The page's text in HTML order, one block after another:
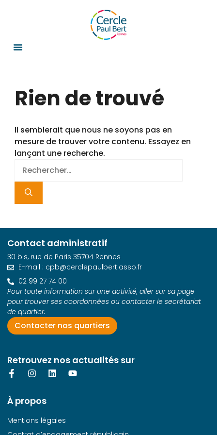
Rien de trouvé
Il semblerait que nous ne soyons pas en
mesure de trouver votre contenu. Essayez en
lançant une recherche.
Retrouvez nos actualités sur
À propos
Mentions légales
Contact administratif
30 bis, rue de Paris 35704 Rennes
E-mail : cpb@cerclepaulbert.asso.fr
02 99 27 74 00
Pour toute information sur une activité, aller sur sa page
pour trouver ses coordonnées ou contacter le secrétariat
de quartier.
Contacter nos quartiers